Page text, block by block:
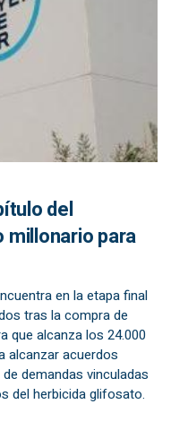
del
para
en la etapa final
tras la compra de
que alcanza los 24.000
alcanzar acuerdos
demandas vinculadas
del herbicida glifosato.